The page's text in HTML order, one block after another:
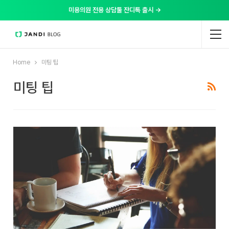
미용의원 전용 상담툴 잔디톡 출시 →
Home 미팅 팁
미팅 팁